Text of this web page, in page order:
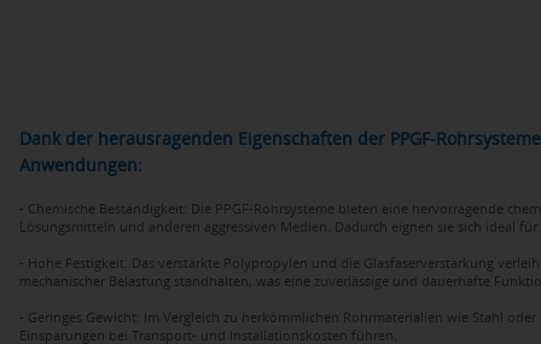
Dank der herausragenden Eigenschaften der PPGF-
Anwendungen:
- Chemische Beständigkeit: Die PPGF-Rohrsysteme bieten eine hervorragende
Lösungsmitteln und anderen aggressiven Medien. Dadurch eignen sie sich ideal
- Hohe Festigkeit: Das verstärkte Polypropylen und die Glasfaserverstärkung
mechanischer Belastung standhalten, was eine zuverlässige und dauerhafte
- Geringes Gewicht: Im Vergleich zu herkömmlichen Rohrmaterialien wie Stahl
Einsparungen bei Transport- und Installationskosten führen.